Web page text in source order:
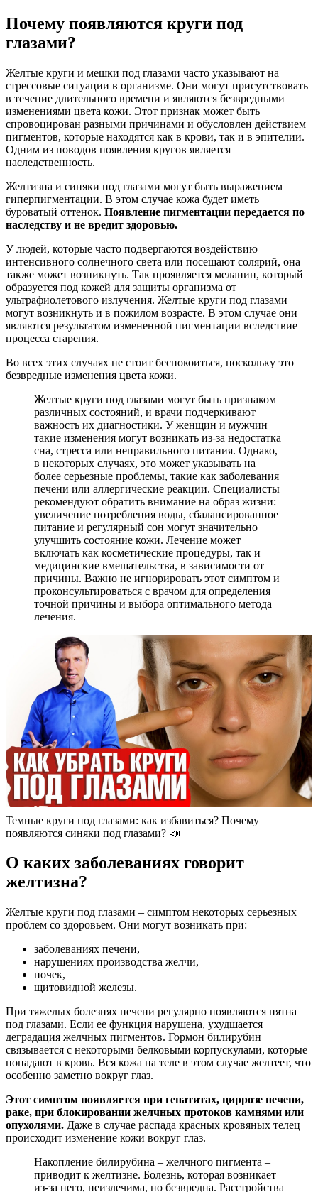
Почему появляются круги под
глазами?
Желтые круги и мешки под глазами часто указывают на
стрессовые ситуации в организме. Они могут присутствовать
в течение длительного времени и являются безвредными
изменениями цвета кожи. Этот признак может быть
спровоцирован разными причинами и обусловлен действием
пигментов, которые находятся как в крови, так и в эпителии.
Одним из поводов появления кругов является
наследственность.
Желтизна и синяки под глазами могут быть выражением
гиперпигментации. В этом случае кожа будет иметь
буроватый оттенок. Появление пигментации передается по
наследству и не вредит здоровью.
У людей, которые часто подвергаются воздействию
интенсивного солнечного света или посещают солярий, она
также может возникнуть. Так проявляется меланин, который
образуется под кожей для защиты организма от
ультрафиолетового излучения. Желтые круги под глазами
могут возникнуть и в пожилом возрасте. В этом случае они
являются результатом измененной пигментации вследствие
процесса старения.
Во всех этих случаях не стоит беспокоиться, поскольку это
безвредные изменения цвета кожи.
Желтые круги под глазами могут быть признаком
различных состояний, и врачи подчеркивают
важность их диагностики. У женщин и мужчин
такие изменения могут возникать из-за недостатка
сна, стресса или неправильного питания. Однако,
в некоторых случаях, это может указывать на
более серьезные проблемы, такие как заболевания
печени или аллергические реакции. Специалисты
рекомендуют обратить внимание на образ жизни:
увеличение потребления воды, сбалансированное
питание и регулярный сон могут значительно
улучшить состояние кожи. Лечение может
включать как косметические процедуры, так и
медицинские вмешательства, в зависимости от
причины. Важно не игнорировать этот симптом и
проконсультироваться с врачом для определения
точной причины и выбора оптимального метода
лечения.
Темные круги под глазами: как избавиться? Почему
появляются синяки под глазами? 📣
О каких заболеваниях говорит
желтизна?
Желтые круги под глазами – симптом некоторых серьезных
проблем со здоровьем. Они могут возникать при:
заболеваниях печени,
нарушениях производства желчи,
почек,
щитовидной железы.
При тяжелых болезнях печени регулярно появляются пятна
под глазами. Если ее функция нарушена, ухудшается
деградация желчных пигментов. Гормон билирубин
связывается с некоторыми белковыми корпускулами, которые
попадают в кровь. Вся кожа на теле в этом случае желтеет, что
особенно заметно вокруг глаз.
Этот симптом появляется при гепатитах, циррозе печени,
раке, при блокировании желчных протоков камнями или
опухолями. Даже в случае распада красных кровяных телец
происходит изменение кожи вокруг глаз.
Накопление билирубина – желчного пигмента –
приводит к желтизне. Болезнь, которая возникает
из-за него, неизлечима, но безвредна. Расстройства